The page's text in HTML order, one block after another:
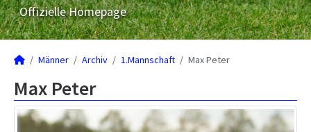
Offizielle Homepage
Männer Archiv 1.Mannschaft Max Peter
Max Peter